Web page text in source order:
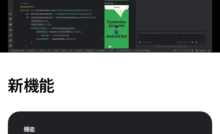
新機能
機能